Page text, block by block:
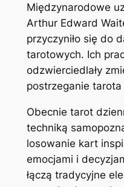
Międzynarodowe
Arthur Edward
przyczyniło się do
tarotowych. Ich
odzwierciedlały
postrzeganie
Obecnie tarot
techniką
losowanie kart
emocjami i
łączą tradycyjne